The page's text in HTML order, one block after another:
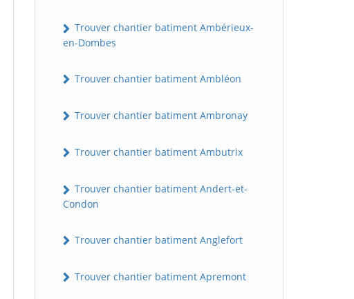
Trouver chantier batiment Ambérieux-
en-Dombes
Trouver chantier batiment Ambléon
Trouver chantier batiment Ambronay
Trouver chantier batiment Ambutrix
Trouver chantier batiment Andert-et-
Condon
Trouver chantier batiment Anglefort
Trouver chantier batiment Apremont